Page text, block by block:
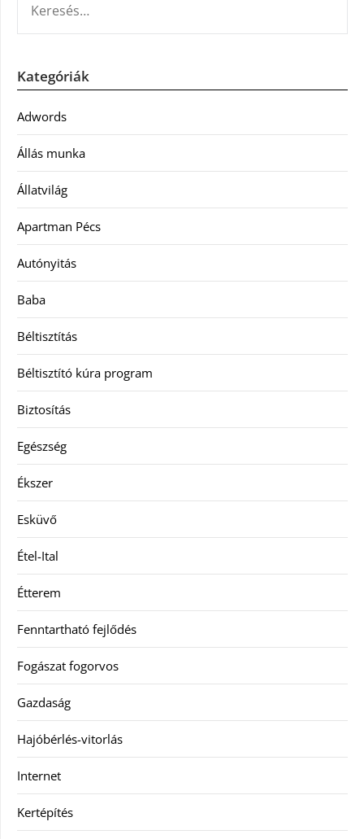
Kategóriák
Adwords
Állás munka
Állatvilág
Apartman Pécs
Autónyitás
Baba
Béltisztítás
Béltisztító kúra program
Biztosítás
Egészség
Ékszer
Esküvő
Étel-Ital
Étterem
Fenntartható fejlődés
Fogászat fogorvos
Gazdaság
Hajóbérlés-vitorlás
Internet
Kertépítés